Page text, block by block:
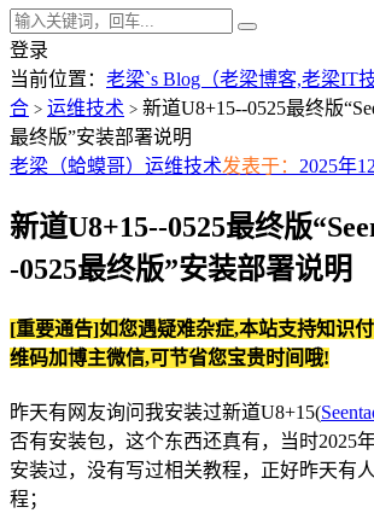
登录
当前位置： 老梁`s Blog（老梁博客,老梁IT
合 > 运维技术 > 新道U8+15--0525最终版
最终版”安装部署说明
老梁（蛤蟆哥） 运维技术发表于： 2025年
新道U8+15--0525最终版
-0525最终版”安装部署说明
[重要通告]如您遇疑难杂症,本站支持知识
维码加博主微信,可节省您宝贵时间哦!
昨天有网友询问我安装过新道U8+15(
否有安装包，这个东西还真有，当时2025
安装过，没有写过相关教程，正好昨天有
程；